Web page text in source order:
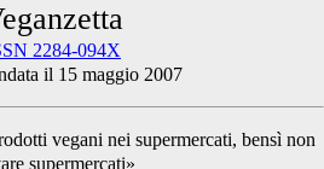
2284-094X
il 15 maggio 2007
vegani nei supermercati, bensì non
supermercati»